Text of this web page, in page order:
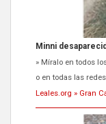
Siami Perdida
Se llama Siami,es
Leales.org » Gran